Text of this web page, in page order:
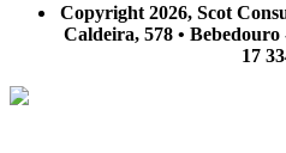
Copyright 2026, Scot
Caldeira, 578 • Bebedouro
17